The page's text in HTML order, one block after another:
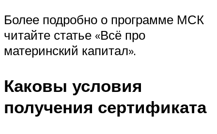
Более подробно о программе МСК
читайте статье «Всё про
материнский капитал».
Каковы условия
получения сертификата